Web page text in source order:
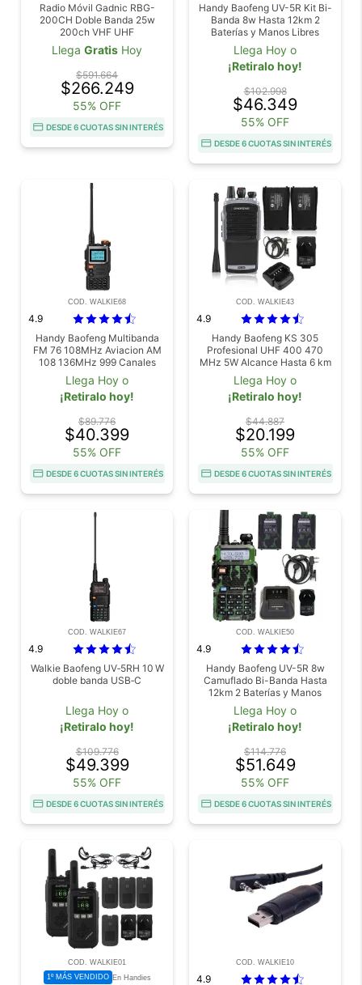
Radio Móvil Gadnic RBG-
200CH Doble Banda 25w
200ch VHF UHF
Llega Gratis Hoy
$591.664
$266.249
55% OFF
DESDE 6 CUOTAS SIN INTERÉS
Handy Baofeng UV-5R Kit Bi-
Banda 8w Hasta 12km 2
Baterías y Manos Libres
Llega Hoy o
¡Retiralo hoy!
$102.998
$46.349
55% OFF
DESDE 6 CUOTAS SIN INTERÉS
COD. WALKIE68
4.9
Handy Baofeng Multibanda
FM 76 108MHz Aviacion AM
108 136MHz 999 Canales
Bateria 2600mAh USB C VOX
Llega Hoy o
¡Retiralo hoy!
$89.776
$40.399
55% OFF
DESDE 6 CUOTAS SIN INTERÉS
COD. WALKIE43
4.9
Handy Baofeng KS 305
Profesional UHF 400 470
MHz 5W Alcance Hasta 6 km
Bateria Extra 1500 mAh
Funcion VOX
Llega Hoy o
¡Retiralo hoy!
$44.887
$20.199
55% OFF
DESDE 6 CUOTAS SIN INTERÉS
COD. WALKIE67
4.9
Walkie Baofeng UV‑5RH 10 W
doble banda USB‑C
Llega Hoy o
¡Retiralo hoy!
$109.776
$49.399
55% OFF
DESDE 6 CUOTAS SIN INTERÉS
COD. WALKIE50
4.9
Handy Baofeng UV-5R 8w
Camuflado Bi-Banda Hasta
12km 2 Baterías y Manos
Libres
Llega Hoy o
¡Retiralo hoy!
$114.776
$51.649
55% OFF
DESDE 6 CUOTAS SIN INTERÉS
COD. WALKIE01
1º MÁS VENDIDO En Handies
COD. WALKIE10
4.9